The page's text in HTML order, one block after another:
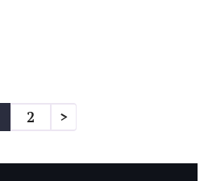
Artikkelien
sivutus
2 >